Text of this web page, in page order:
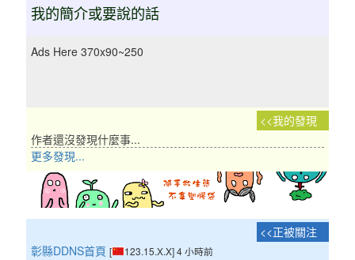
我的簡介或要說的話
Ads Here 370x90~250
我的發現
作者還沒發現什麼事...
更多發現...
正被關注
彰縣DDNS首頁 [ 123.15.X.X] 4 小時前